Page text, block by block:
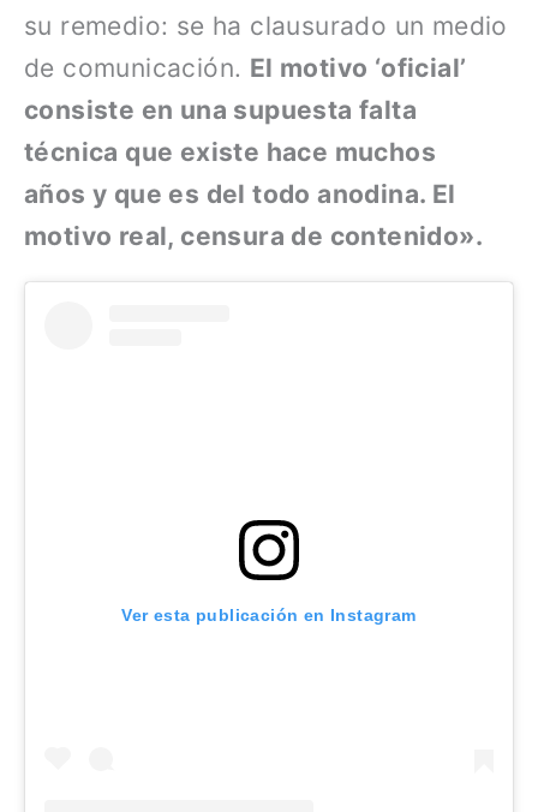
su remedio: se ha clausurado un medio
de comunicación. El motivo ‘oficial’
consiste en una supuesta falta
técnica que existe hace muchos
años y que es del todo anodina. El
motivo real, censura de contenido».
Ver esta publicación en Instagram